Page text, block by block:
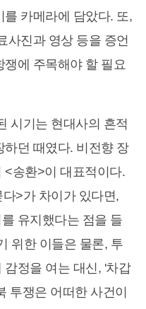
카메라에 담았다. 또,
사진과 영상 등을 증언
에 주목해야 할 필요
시기는 현대사의 흔적
던 때였다. 비전향 장
<송환>이 대표적이다.
>가 차이가 있다면,
유지했다는 점을 들
위한 이들은 물론, 투
정을 여는 대신, '차갑
투쟁은 어떠한 사건이